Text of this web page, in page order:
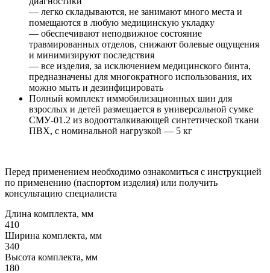
— легко складываются, не занимают много места и
помещаются в любую медицинскую укладку
— обеспечивают неподвижное состояние
травмированных отделов, снижают болевые ощущения
и минимизируют последствия
— все изделия, за исключением медицинского бинта,
предназначены для многократного использования, их
можно мыть и дезинфицировать
Полный комплект иммобилизационных шин для
взрослых и детей размещается в универсальной сумке
СМУ-01.2 из водоотталкивающей синтетической ткани
ПВХ, с номинальной нагрузкой — 5 кг
Перед применением необходимо ознакомиться с инструкцией
по применению (паспортом изделия) или получить
консультацию специалиста
Длина комплекта, мм
410
Ширина комплекта, мм
340
Высота комплекта, мм
180